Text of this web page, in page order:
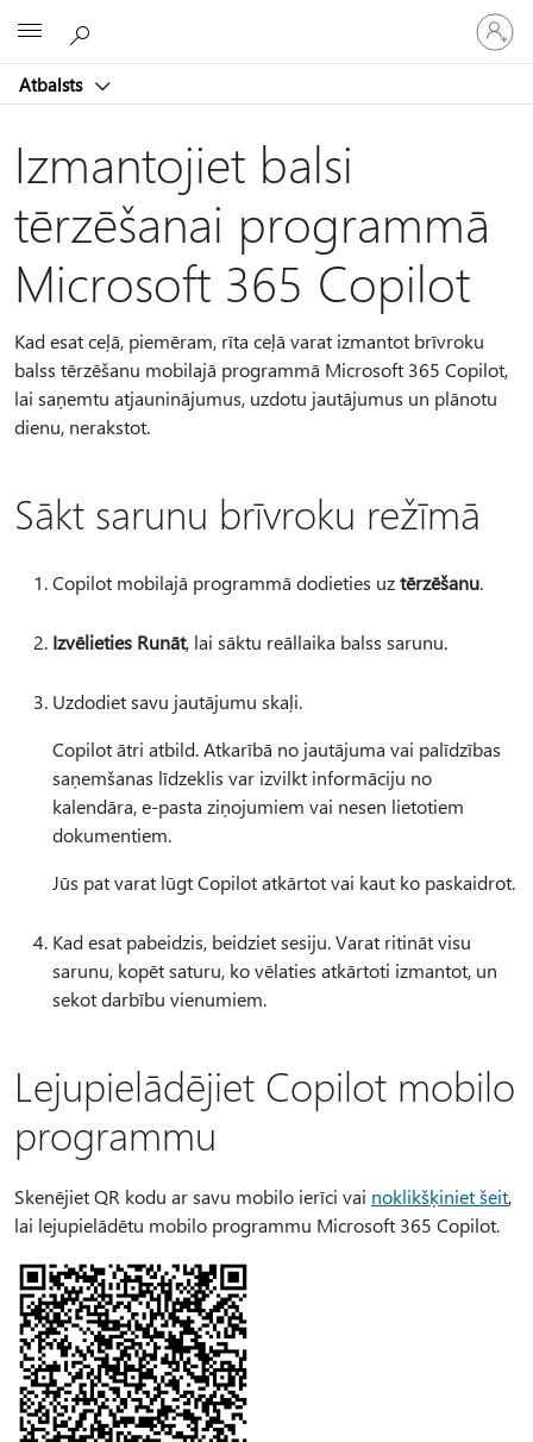
Atbalsts
savā
kontā
Izmantojiet balsi
tērzēšanai programmā
Microsoft 365 Copilot
Kad esat ceļā, piemēram, rīta ceļā varat izmantot brīvroku
balss tērzēšanu mobilajā programmā Microsoft 365 Copilot,
lai saņemtu atjauninājumus, uzdotu jautājumus un plānotu
dienu, nerakstot.
Sākt sarunu brīvroku režīmā
Copilot mobilajā programmā dodieties uztērzēšanu.
Izvēlieties Runāt, lai sāktu reāllaika balss sarunu.
Uzdodiet savu jautājumu skaļi.
Copilot ātri atbild. Atkarībā no jautājuma vai palīdzības
saņemšanas līdzeklis var izvilkt informāciju no
kalendāra, e-pasta ziņojumiem vai nesen lietotiem
dokumentiem.
Jūs pat varat lūgt Copilot atkārtot vai kaut ko paskaidrot.
Kad esat pabeidzis, beidziet sesiju. Varat ritināt visu
sarunu, kopēt saturu, ko vēlaties atkārtoti izmantot, un
sekot darbību vienumiem.
Lejupielādējiet Copilot mobilo
programmu
Skenējiet QR kodu ar savu mobilo ierīci vai noklikšķiniet šeit,
lai lejupielādētu mobilo programmu Microsoft 365 Copilot.